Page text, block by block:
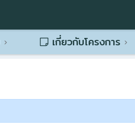
เกี่ยวกับโครงการ